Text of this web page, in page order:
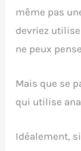
même pas
devriez
ne peux
Mais que se
qui utilise
Idéalement,